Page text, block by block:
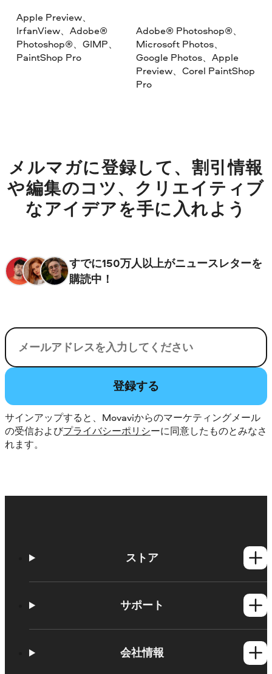
Apple Preview、
IrfanView、Adobe®
Photoshop®、GIMP、
PaintShop Pro
Adobe® Photoshop®、
Microsoft Photos、
Google Photos、Apple
Preview、Corel PaintShop
Pro
メルマガに登録して、割引情報
や編集のコツ、クリエイティブ
なアイデアを手に入れよう
すでに150万人以上がニュースレターを
購読中！
電子メール
登録する
サインアップすると、Movaviからのマーケティングメール
の受信およびプライバシーポリシーに同意したものとみなさ
れます。
ストア
Mac製品
サポート
使い方
会社情報